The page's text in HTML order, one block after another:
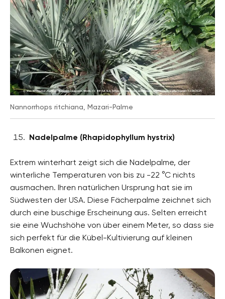
Nannorrhops ritchiana, Mazari-Palme
Nadelpalme (Rhapidophyllum hystrix)
Extrem winterhart zeigt sich die Nadelpalme, der
winterliche Temperaturen von bis zu -22 °C nichts
ausmachen. Ihren natürlichen Ursprung hat sie im
Südwesten der USA. Diese Fächerpalme zeichnet sich
durch eine buschige Erscheinung aus. Selten erreicht
sie eine Wuchshöhe von über einem Meter, so dass sie
sich perfekt für die Kübel-Kultivierung auf kleinen
Balkonen eignet.